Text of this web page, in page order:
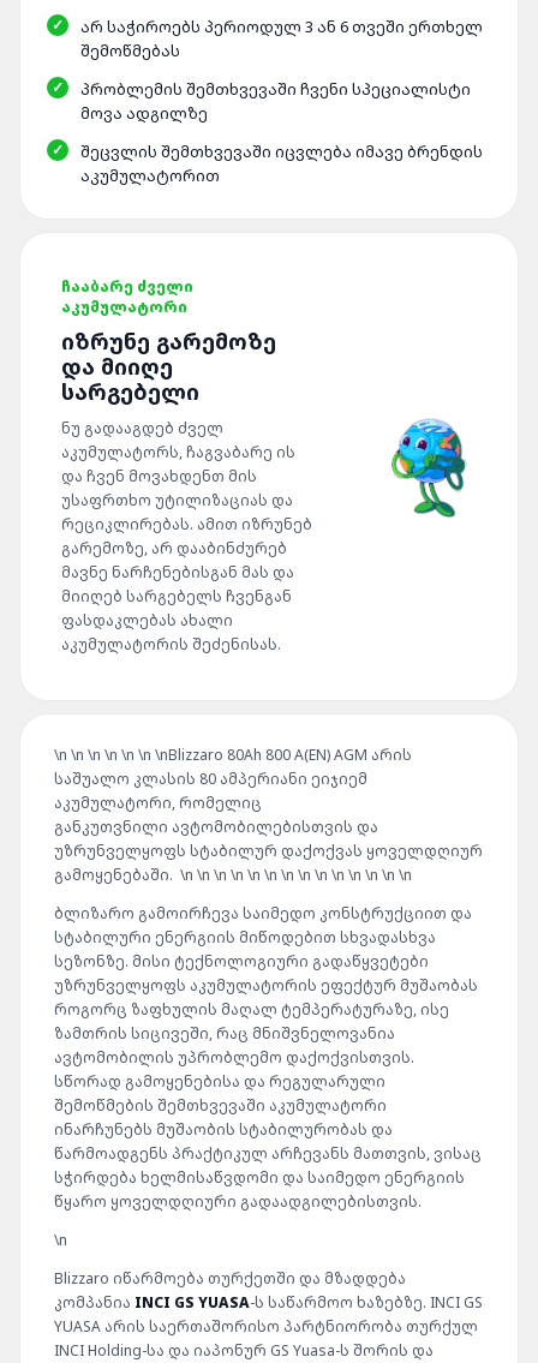
ᲐᲠ ᲡᲐᲭᲘᲠᲝᲔᲑᲡ ᲞᲔᲠᲘᲝᲓᲣᲚ 3 ᲐᲜ 6 ᲗᲕᲔᲨᲘ ᲔᲠᲗᲮᲔᲚ
ᲨᲔᲛᲝᲬᲛᲔᲑᲐᲡ
ᲞᲠᲝᲑᲚᲔᲛᲘᲡ ᲨᲔᲛᲗᲮᲕᲔᲕᲐᲨᲘ ᲩᲕᲔᲜᲘ ᲡᲞᲔᲪᲘᲐᲚᲘᲡᲢᲘ
ᲛᲝᲕᲐ ᲐᲓᲒᲘᲚᲖᲔ
ᲨᲔᲪᲕᲚᲘᲡ ᲨᲔᲛᲗᲮᲕᲔᲕᲐᲨᲘ ᲘᲪᲕᲚᲔᲑᲐ ᲘᲛᲐᲕᲔ ᲑᲠᲔᲜᲓᲘᲡ
ᲐᲙᲣᲛᲣᲚᲐᲢᲝᲠᲘᲗ
ᲩᲐᲐᲑᲐᲠᲔ ᲫᲕᲔᲚᲘ
ᲐᲙᲣᲛᲣᲚᲐᲢᲝᲠᲘ
ᲘᲖᲠᲣᲜᲔ ᲒᲐᲠᲔᲛᲝᲖᲔ
ᲓᲐ ᲛᲘᲘᲦᲔ
ᲡᲐᲠᲒᲔᲑᲔᲚᲘ
ნუ გადააგდებ ძველ
აკუმულატორს, ჩაგვაბარე ის
და ჩვენ მოვახდენთ მის
უსაფრთხო უტილიზაციას და
რეციკლირებას. ამით იზრუნებ
გარემოზე, არ დააბინძურებ
მავნე ნარჩენებისგან მას და
მიიღებ სარგებელს ჩვენგან
ფასდაკლებას ახალი
აკუმულატორის შეძენისას.
\n \n \n \n \n \n \nBlizzaro 80Ah 800 A(EN) AGM არის
საშუალო კლასის 80 ამპერიანი ეიჯიემ
აკუმულატორი, რომელიც
განკუთვნილი ავტომობილებისთვის და
უზრუნველყოფს სტაბილურ დაქოქვას ყოველდღიურ
გამოყენებაში. \n \n \n \n \n \n \n \n \n \n \n \n \n \n
ბლიზარო გამოირჩევა საიმედო კონსტრუქციით და
სტაბილური ენერგიის მიწოდებით სხვადასხვა
სეზონზე. მისი ტექნოლოგიური გადაწყვეტები
უზრუნველყოფს აკუმულატორის ეფექტურ მუშაობას
როგორც ზაფხულის მაღალ ტემპერატურაზე, ისე
ზამთრის სიცივეში, რაც მნიშვნელოვანია
ავტომობილის უპრობლემო დაქოქვისთვის.
სწორად გამოყენებისა და რეგულარული
შემოწმების შემთხვევაში აკუმულატორი
ინარჩუნებს მუშაობის სტაბილურობას და
წარმოადგენს პრაქტიკულ არჩევანს მათთვის, ვისაც
სჭირდება ხელმისაწვდომი და საიმედო ენერგიის
წყარო ყოველდღიური გადაადგილებისთვის.
\n
Blizzaro იწარმოება თურქეთში და მზადდება
კომპანია INCI GS YUASA-ს საწარმოო ხაზებზე. INCI GS
YUASA არის საერთაშორისო პარტნიორობა თურქულ
INCIHolding-სა და იაპონურ GS Yuasa-ს შორის და